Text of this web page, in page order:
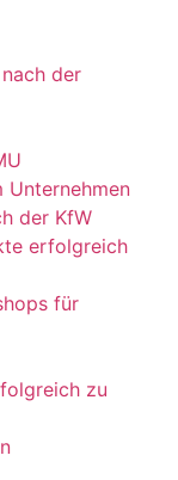
der
Unternehmen
der KfW
erfolgreich
für
zu